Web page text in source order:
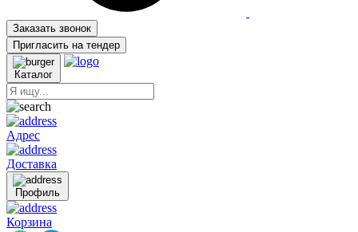
Заказать звонок
Пригласить на тендер
Каталог
Адрес
Доставка
Профиль
Корзина